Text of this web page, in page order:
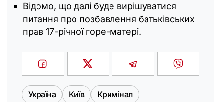
Відомо, що далі буде вирішуватися
питання про позбавлення батьківських
прав 17-річної горе-матері.
Україна Київ Кримінал